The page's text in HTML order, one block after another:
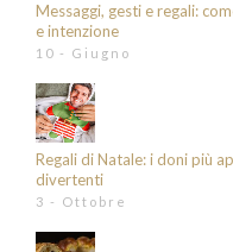
Messaggi, gesti e regali:
e intenzione
10 - Giugno
Regali di Natale: i doni più
divertenti
3 - Ottobre